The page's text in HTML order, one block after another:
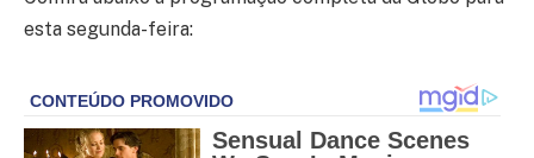
esta segunda-feira: